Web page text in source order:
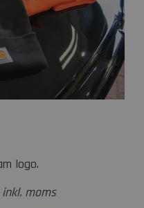
logo.
moms